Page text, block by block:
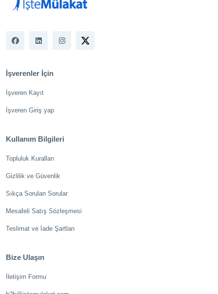
İşverenler İçin
İşveren Kayıt
İşveren Giriş yap
Kullanım Bilgileri
Topluluk Kuralları
Gizlilik ve Güvenlik
Sıkça Sorulan Sorular
Mesafeli Satış Sözleşmesi
Teslimat ve İade Şartları
Bize Ulaşın
İletişim Formu